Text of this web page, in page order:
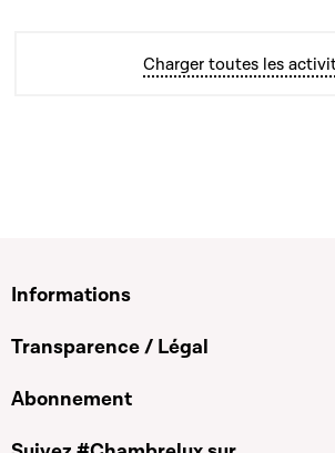
Charger toutes les
Informations
Transparence / Légal
Abonnement